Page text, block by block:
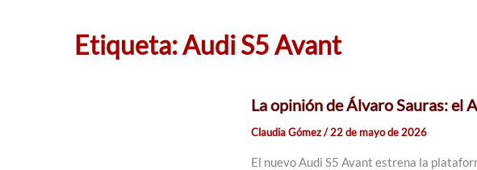
Etiqueta: Audi S5 Avant
La opinión de Álvaro Sauras: el
Claudia Gómez/22 de mayo de 2026
El nuevo Audi S5 Avant estrena la